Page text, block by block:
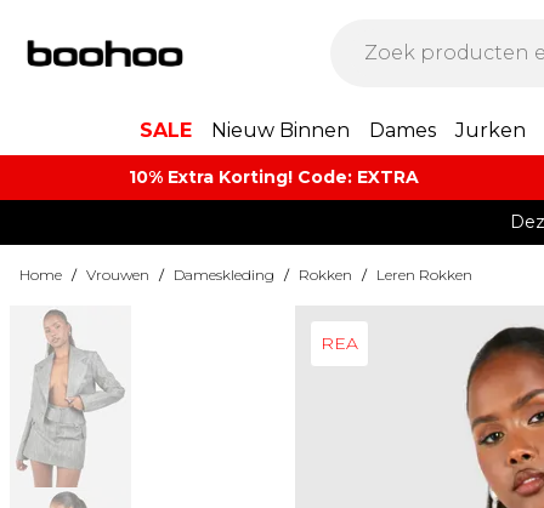
SALE Nieuw Binnen Dames Jurken
10% Extra Korting! Code: EXTRA​
Home / Vrouwen / Dameskleding / Rokken / Leren Rokken
REA